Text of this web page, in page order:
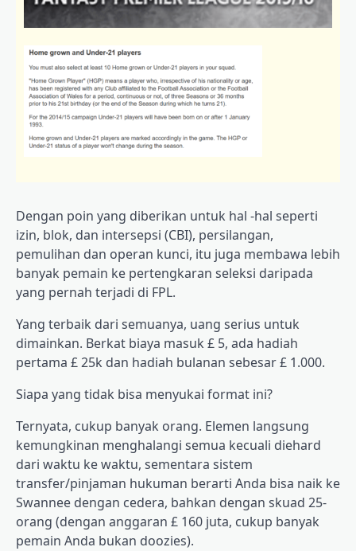
Dengan poin yang diberikan untuk hal -hal seperti
izin, blok, dan intersepsi (CBI), persilangan,
pemulihan dan operan kunci, itu juga membawa lebih
banyak pemain ke pertengkaran seleksi daripada
yang pernah terjadi di FPL.
Yang terbaik dari semuanya, uang serius untuk
dimainkan. Berkat biaya masuk £ 5, ada hadiah
pertama £ 25k dan hadiah bulanan sebesar £ 1.000.
Siapa yang tidak bisa menyukai format ini?
Ternyata, cukup banyak orang. Elemen langsung
kemungkinan menghalangi semua kecuali diehard
dari waktu ke waktu, sementara sistem
transfer/pinjaman hukuman berarti Anda bisa naik ke
Swannee dengan cedera, bahkan dengan skuad 25-
orang (dengan anggaran £ 160 juta, cukup banyak
pemain Anda bukan doozies).